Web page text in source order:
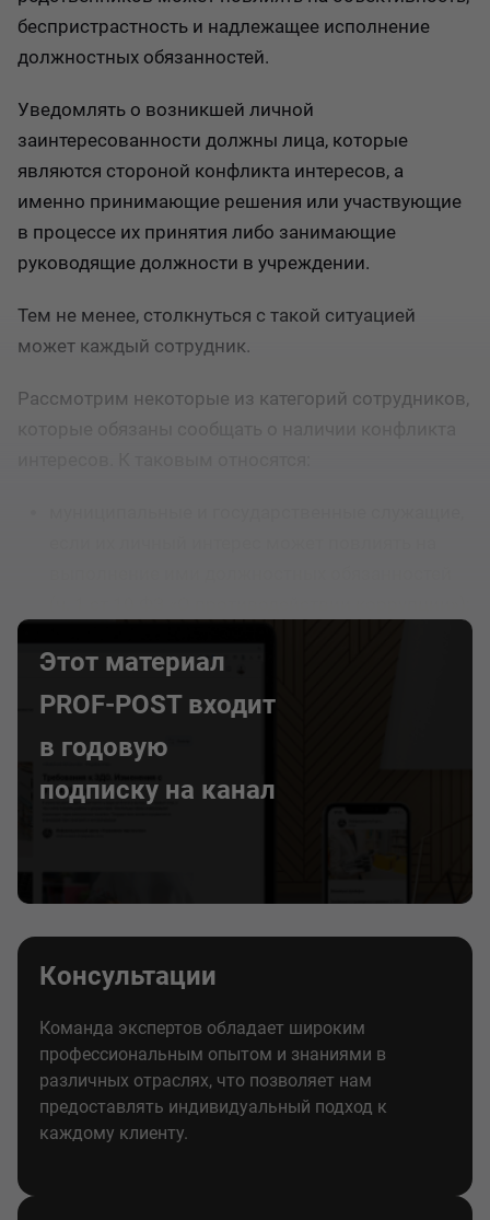
беспристрастность и надлежащее исполнение
должностных обязанностей.
Уведомлять о возникшей личной
заинтересованности должны лица, которые
являются стороной конфликта интересов, а
именно принимающие решения или участвующие
в процессе их принятия либо занимающие
руководящие должности в учреждении.
Тем не менее, столкнуться с такой ситуацией
может каждый сотрудник.
Рассмотрим некоторые из категорий сотрудников,
Этот материал
PROF-POST входит
в годовую
подписку на канал
Консультации
Команда экспертов обладает широким
профессиональным опытом и знаниями в
различных отраслях, что позволяет нам
предоставлять индивидуальный подход к
каждому клиенту.